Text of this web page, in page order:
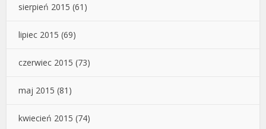
sierpień 2015 (61)
lipiec 2015 (69)
czerwiec 2015 (73)
maj 2015 (81)
kwiecień 2015 (74)